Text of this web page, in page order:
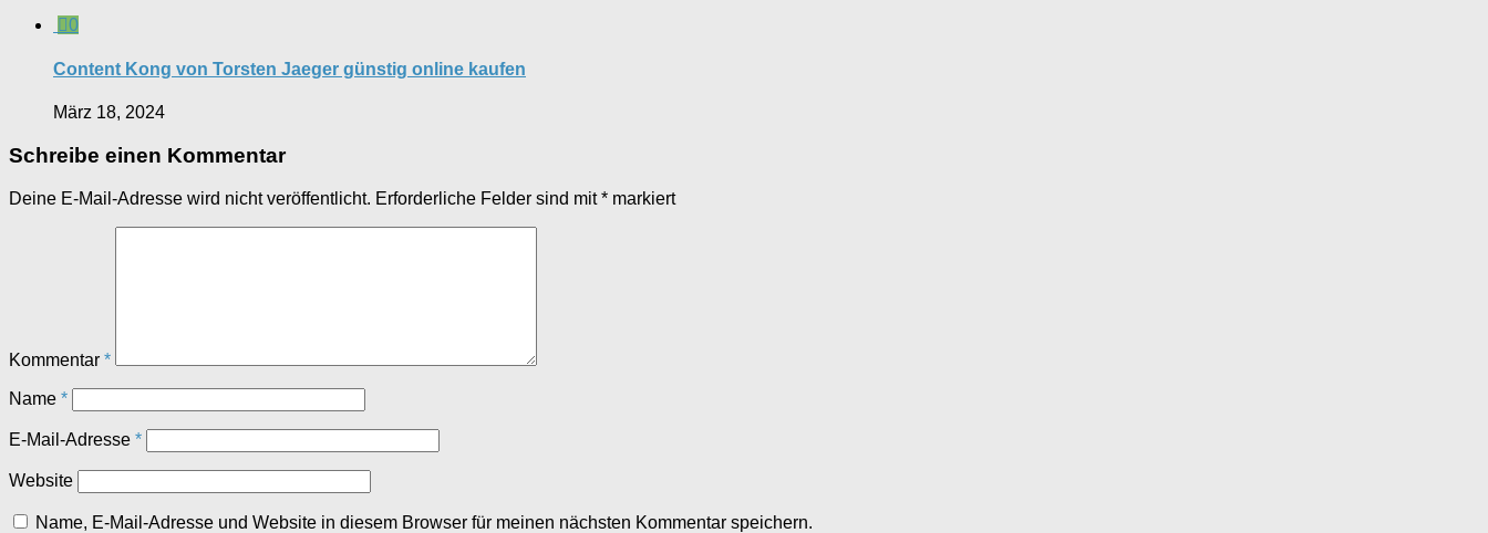
0
Content Kong von Torsten Jaeger günstig online kaufen
März 18, 2024
Schreibe einen Kommentar
Deine E-Mail-Adresse wird nicht veröffentlicht. Erforderliche Felder sind mit* markiert
Kommentar *
Name *
E-Mail-Adresse *
Website
Name, E-Mail-Adresse und Website in diesem Browser für meinen nächsten Kommentar speichern.